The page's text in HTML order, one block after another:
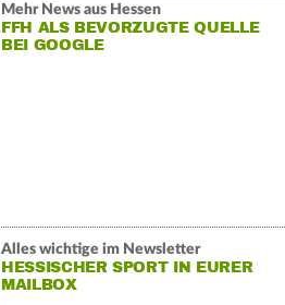
Mehr News aus Hessen
FFH ALS BEVORZUGTE QUELLE
BEI GOOGLE
Alles wichtige im Newsletter
HESSISCHER SPORT IN EURER
MAILBOX